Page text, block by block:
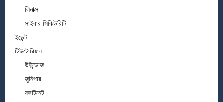
লিনাক্স
সাইবার সিকিউরিটি
ইভেন্ট
টিউটোরিয়াল
উইন্ডোজ
জুনিপার
ফরটিনেট